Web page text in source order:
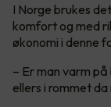
I Norge brukes
komfort og med
økonomi i denne
– Er man varm
ellers i rommet